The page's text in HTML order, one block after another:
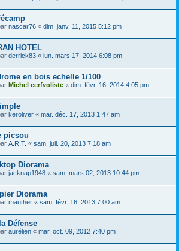
nascar76 « dim. janv. 11, 2015 5:12 pm
HOTEL
derrick83 « lun. mars 17, 2014 6:08 pm
en bois echelle 1/100
Michel cerfvoliste « dim. févr. 16, 2014 4:05 pm
keroliver « mar. déc. 17, 2013 1:47 am
picsou
A.R.T. « sam. juil. 20, 2013 7:18 am
Diorama
jacknap1948 « sam. mars 02, 2013 10:44 pm
Diorama
mauther « sam. févr. 16, 2013 7:00 am
Défense
aurélien « mar. oct. 09, 2012 7:40 pm